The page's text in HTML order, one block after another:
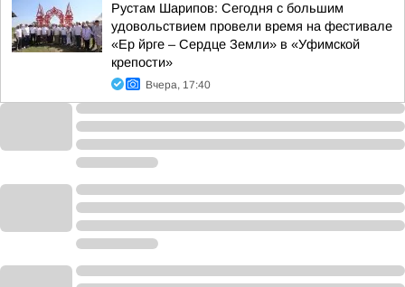
Рустам Шарипов: Сегодня с большим
удовольствием провели время на фестивале
«Ер йрге – Сердце Земли» в «Уфимской
крепости»
Вчера, 17:40